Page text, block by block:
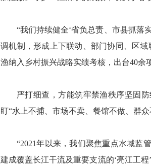
“我们持续健全‘省负总责、市县抓落
调机制，形成上下联动、部门协同、区域
渔纳入乡村振兴战略实绩考核，出台40余
严打细查，方能筑牢禁渔秩序坚固
盯“水上不捕、市场不卖、餐馆不做、群
“2021年以来，我们聚焦重点水域监
建成覆盖长江干流及重要支流的‘亮江工程